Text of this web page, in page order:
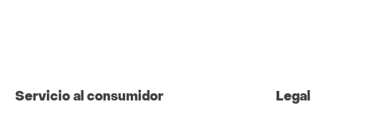
Servicio al consumidor Legal